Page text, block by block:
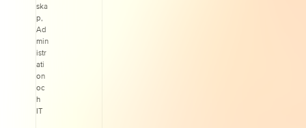
ska
p,
Ad
min
istr
ati
on
oc
h
IT